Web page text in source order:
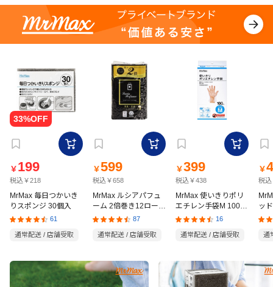
￥ 199
税込￥218
MrMax 毎日つかいき
りスポンジ 30個入
61
通常配送 / 店舗受取
￥599
税込￥658
MrMax ルシアパフュ
ーム 2倍巻き12ロール
ダブル
87
通常配送 / 店舗受取
￥399
税込￥438
MrMax 使いきりポリ
エチレン手袋M 100枚
入
16
通常配送 / 店舗受取
￥
税込
ッ
の
通